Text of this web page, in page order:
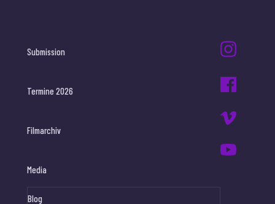
Submission
Termine 2026
Filmarchiv
Media
Blog